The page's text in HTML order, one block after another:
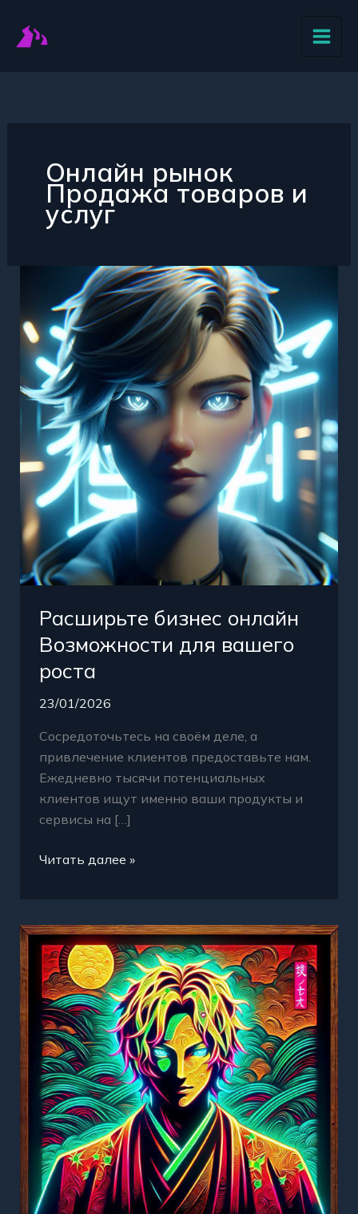
содержимому
Онлайн рынок
Продажа товаров и
услуг
Расширьте бизнес онлайн
Возможности для вашего
роста
23/01/2026
Сосредоточьтесь на своём деле, а
привлечение клиентов предоставьте нам.
Ежедневно тысячи потенциальных
клиентов ищут именно ваши продукты и
сервисы на […]
Расширьте
бизнес
онлайн
Возможности
для
вашего
роста
Читать далее »
Продажа
товаров
и
услуг
онлайн
удобный
и
быстрый
способ
развития
бизнеса